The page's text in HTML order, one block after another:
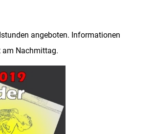
angeboten. Informationen
am Nachmittag.